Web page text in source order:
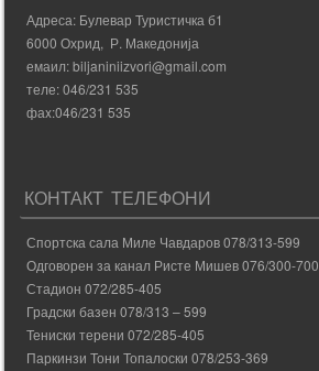
Адреса: Булевар Туристичка б1
6000 Охрид, Р. Македонија
емаил: biljaniniizvori@gmail.com
теле: 046/231 535
фаx:046/231 535
КОНТАКТ ТЕЛЕФОНИ
Спортска сала Миле Чавдаров 078/313-599
Одговорен за канал Ристе Мишев 076/300-700
Стадион 072/285-405
Градски базен 078/313 – 599
Тениски терени 072/285-405
Паркинзи Тони Топалоски 078/253-369